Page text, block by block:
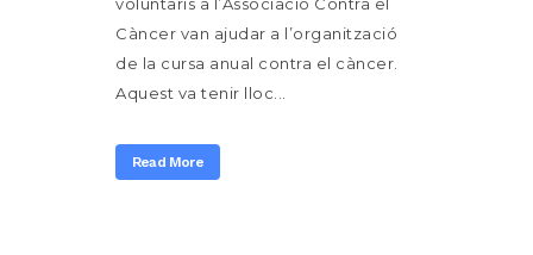
voluntaris a l’Associació Contra el
Càncer van ajudar a l’organització
de la cursa anual contra el càncer.
Aquest va tenir lloc...
Read More